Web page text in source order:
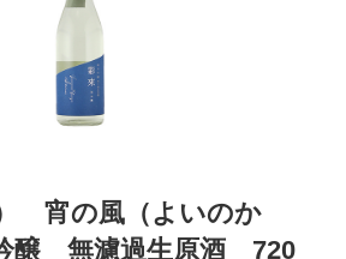
宵の風（よいのか
醸 無濾過生原酒 720